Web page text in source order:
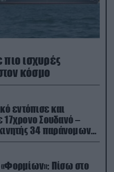
πιο ισχυρές
κόσμο
εντόπισε και
17χρονο Σουδανό –
34 παράνομων
Πίσω στο